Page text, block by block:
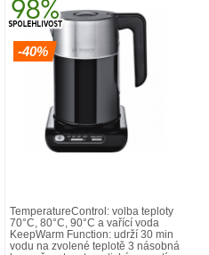
-40%
TemperatureControl: volba teploty
70°C, 80°C, 90°C a vařící voda
KeepWarm Function: udrží 30 min
vodu na zvolené teplotě 3 násobná